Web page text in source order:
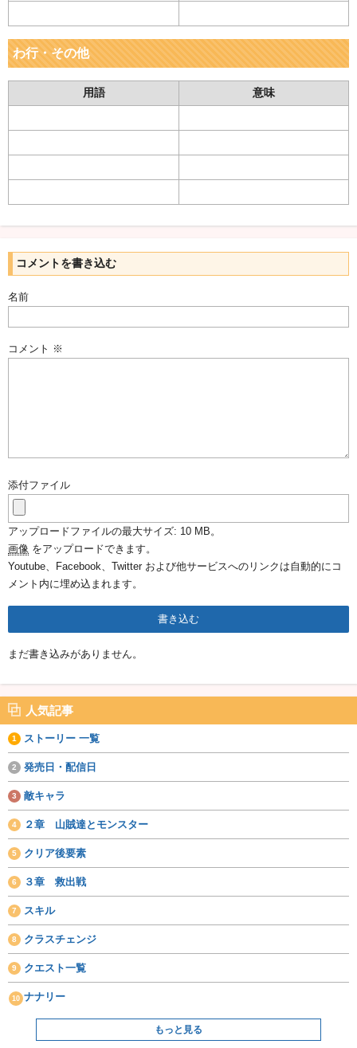
わ行・その他
用語 意味
コメントを書き込む
名前
コメント ※
添付ファイル
アップロードファイルの最大サイズ: 10 MB。
画像 をアップロードできます。
Youtube、Facebook、Twitter および他サービスへのリンクは自動的にコ
メント内に埋め込まれます。
まだ書き込みがありません。
人気記事
ストーリー 一覧
発売日・配信日
敵キャラ
２章 山賊達とモンスター
クリア後要素
３章 救出戦
スキル
クラスチェンジ
クエスト一覧
ナナリー
もっと見る